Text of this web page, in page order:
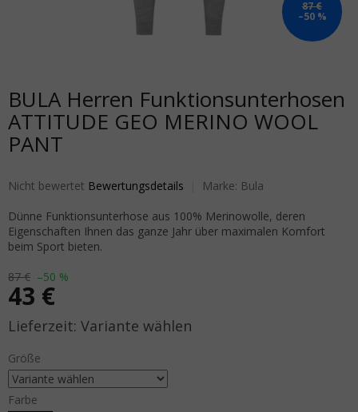
87 €
–50 %
BULA Herren Funktionsunterhosen
ATTITUDE GEO MERINO WOOL
PANT
Die durchschnittliche Produktbewertung ist 0,0 von 5 Sternen.
Nicht bewertet Bewertungsdetails Marke: Bula
87 € –50 %
43 €
Verkaufspreis: Variante wählen
Größe
Farbe
Dünne Funktionsunterhose aus 100% Merinowolle, deren
Eigenschaften Ihnen das ganze Jahr über maximalen Komfort
beim Sport bieten.